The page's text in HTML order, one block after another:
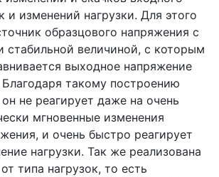
и изменений нагрузки. Для этого
образцового напряжения с
стабильной величиной, с которым
выходное напряжение
Благодаря такому построению
не реагирует даже на очень
мгновенные изменения
и очень быстро реагирует
нагрузки. Так же реализована
типа нагрузок, то есть